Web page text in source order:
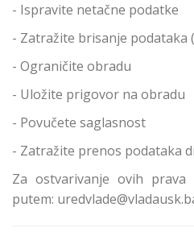
- Ispravite netačne podatke
- Zatražite brisanje podataka
- Ograničite obradu
- Uložite prigovor na obradu
- Povučete saglasnost
- Zatražite prenos podataka
Za ostvarivanje ovih
putem: